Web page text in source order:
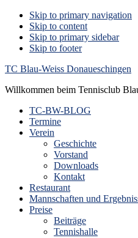
Skip to primary navigation
Skip to content
Skip to primary sidebar
Skip to footer
TC Blau-Weiss Donaueschingen
Willkommen beim Tennisclub
TC-BW-BLOG
Termine
Verein
Geschichte
Vorstand
Downloads
Kontakt
Restaurant
Mannschaften und
Preise
Beiträge
Tennishalle